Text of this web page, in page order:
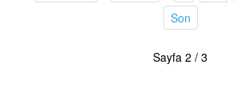
Son(current)
Sayfa 2 / 3